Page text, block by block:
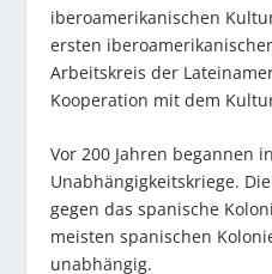
iberoamerikanischen
ersten
Arbeitskreis der
Kooperation mit dem
Vor 200 Jahren begannen
Unabhängigkeitskriege.
gegen das spanische
meisten spanischen
unabhängig.